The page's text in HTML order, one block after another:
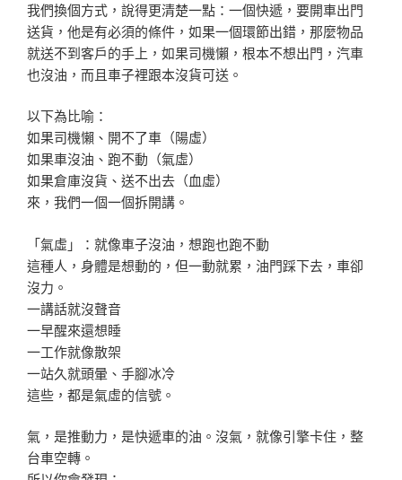
我們換個方式，說得更清楚一點：一個快遞，要開車出門
送貨，他是有必須的條件，如果一個環節出錯，那麼物品
就送不到客戶的手上，如果司機懶，根本不想出門，汽車
也沒油，而且車子裡跟本沒貨可送。
以下為比喻：
如果司機懶、開不了車（陽虛）
如果車沒油、跑不動（氣虛）
如果倉庫沒貨、送不出去（血虛）
來，我們一個一個拆開講。
「氣虛」：就像車子沒油，想跑也跑不動
這種人，身體是想動的，但一動就累，油門踩下去，車卻
沒力。
一講話就沒聲音
一早醒來還想睡
一工作就像散架
一站久就頭暈、手腳冰冷
這些，都是氣虛的信號。
氣，是推動力，是快遞車的油。沒氣，就像引擎卡住，整
台車空轉。